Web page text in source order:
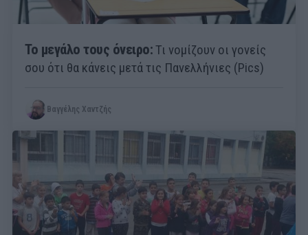
Το μεγάλο τους όνειρο:Τι νομίζουν οι γονείς
σου ότι θα κάνεις μετά τις Πανελλήνιες (Pics)
Βαγγέλης Χαντζής